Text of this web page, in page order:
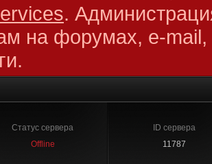
.
на форумах, e-mail,
Статус сервера
Offline
ID сервера
11787